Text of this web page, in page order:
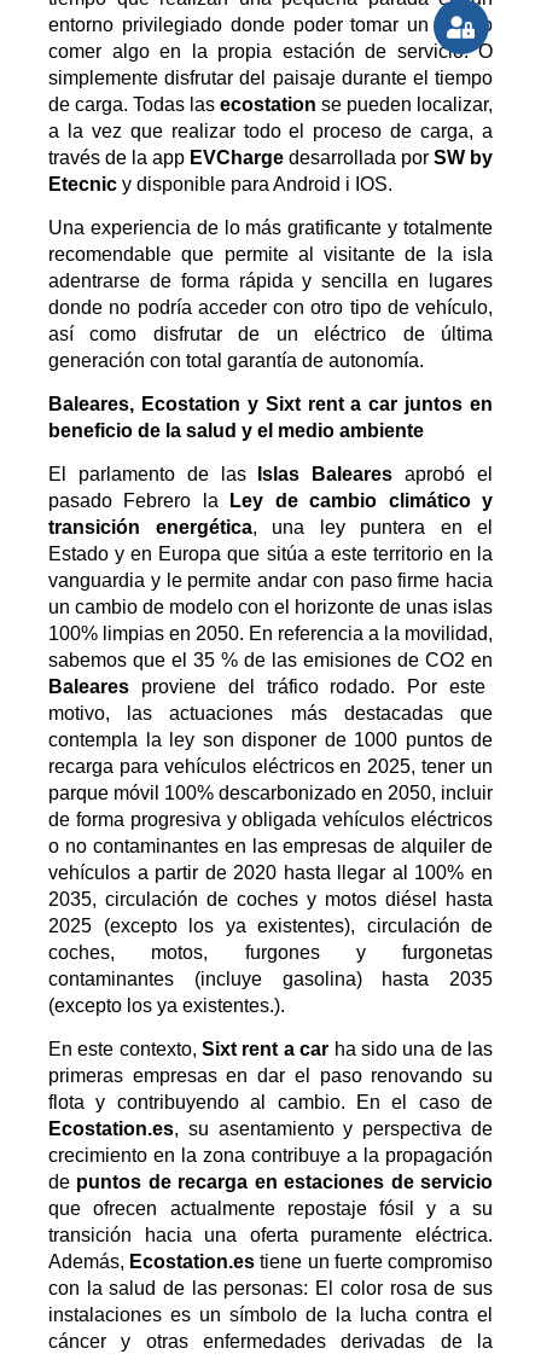
entorno privilegiado donde poder tomar un café o
comer algo en la propia estación de servicio. O
simplemente disfrutar del paisaje durante el tiempo
de carga. Todas las ecostation se pueden localizar,
a la vez que realizar todo el proceso de carga, a
través de la app EVCharge desarrollada por SW by
Etecnic y disponible para Android i IOS.
Una experiencia de lo más gratificante y totalmente
recomendable que permite al visitante de la isla
adentrarse de forma rápida y sencilla en lugares
donde no podría acceder con otro tipo de vehículo,
así como disfrutar de un eléctrico de última
generación con total garantía de autonomía.
Baleares, Ecostation y Sixt rent a car juntos en
beneficio de la salud y el medio ambiente
El parlamento de las Islas Baleares aprobó el
pasado Febrero la
Ley de cambio climático y
transición energética, una ley puntera en el
Estado y en Europa que sitúa a este territorio en la
vanguardia y le permite andar con paso firme hacia
un cambio de modelo con el horizonte de unas islas
100% limpias en 2050. En referencia a la movilidad,
sabemos que el 35 % de las emisiones de CO2 en
Baleares proviene del tráfico rodado. Por este
motivo, las actuaciones más destacadas que
contempla la ley son disponer de 1000 puntos de
recarga para vehículos eléctricos en 2025, tener un
parque móvil 100% descarbonizado en 2050, incluir
de forma progresiva y obligada vehículos eléctricos
o no contaminantes en las empresas de alquiler de
vehículos a partir de 2020 hasta llegar al 100% en
2035, circulación de coches y motos diésel hasta
2025 (excepto los ya existentes), circulación de
coches, motos, furgones y furgonetas
contaminantes (incluye gasolina) hasta 2035
(excepto los ya existentes.).
En este contexto,Sixt rent a car ha sido una de las
primeras empresas en dar el paso renovando su
flota y contribuyendo al cambio. En el caso de
Ecostation.es, su asentamiento y perspectiva de
crecimiento en la zona contribuye a la propagación
de puntos de recarga en estaciones de servicio
que ofrecen actualmente repostaje fósil y a su
transición hacia una oferta puramente eléctrica.
Además, Ecostation.es tiene un fuerte compromiso
con la salud de las personas: El color rosa de sus
instalaciones es un símbolo de la lucha contra el
cáncer y otras enfermedades derivadas de la